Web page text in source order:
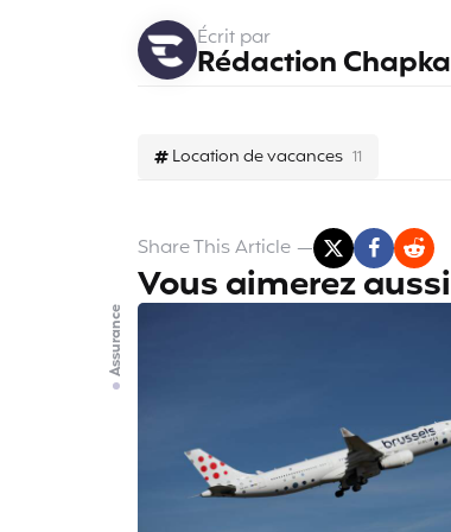
Location de vacances 11
Écrit par
Rédaction Chapka
ShareThis Article
Vous aimerez aussi
Assurance